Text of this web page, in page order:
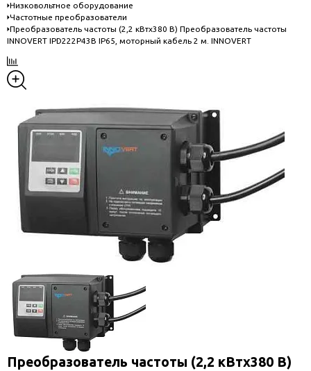
Низковольтное оборудование
Частотные преобразователи
Преобразователь частоты (2,2 кВтx380 В) Преобразователь частоты
INNOVERT IPD222P43B IP65, моторный кабель 2 м. INNOVERT
Преобразователь частоты (2,2 кВтx380 В)